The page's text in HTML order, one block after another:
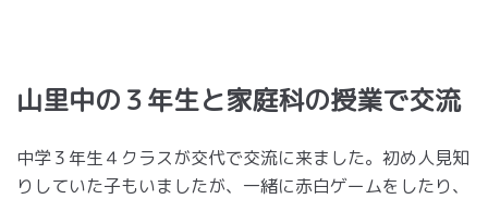
山里中の３年生と家庭科の授業で交流
中学３年生４クラスが交代で交流に来ました。初め人見知
りしていた子もいましたが、一緒に赤白ゲームをしたり、